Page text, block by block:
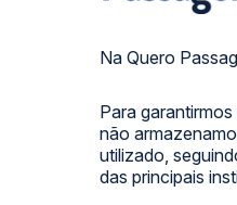
Na Quero
Para
não
utilizado,
das principais